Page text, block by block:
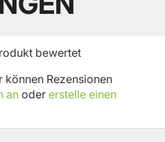
bewertet
können Rezensionen
an oder erstelle einen